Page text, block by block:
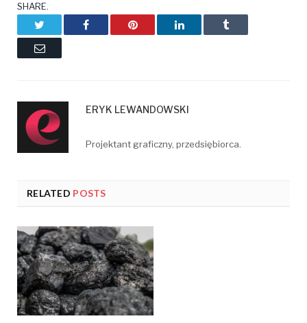
SHARE.
TwitterFacebookPinterestLinkedInTumblr
Email
ERYK LEWANDOWSKI
Projektant graficzny, przedsiębiorca.
RELATED POSTS